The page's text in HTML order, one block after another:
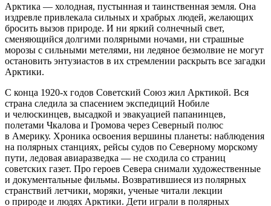
Арктика — холодная, пустынная и таинственная земля. Она
издревле привлекала сильных и храбрых людей, желающих
бросить вызов природе. И ни яркий солнечный свет,
сменяющийся долгими полярными ночами, ни страшные
морозы с сильными метелями, ни ледяное безмолвие не могут
остановить энтузиастов в их стремлении раскрыть все загадки
Арктики.
С конца 1920-х годов Советский Союз жил Арктикой. Вся
страна следила за спасением экспедиций Нобиле
и челюскинцев, высадкой и эвакуацией папанинцев,
полетами Чкалова и Громова через Северный полюс
в Америку. Хроника освоения вершины планеты: наблюдения
на полярных станциях, рейсы судов по Северному морскому
пути, ледовая авиаразведка — не сходила со страниц
советских газет. Про героев Севера снимали художественные
и документальные фильмы. Возвратившиеся из полярных
странствий летчики, моряки, ученые читали лекции
о природе и людях Арктики. Дети играли в полярных